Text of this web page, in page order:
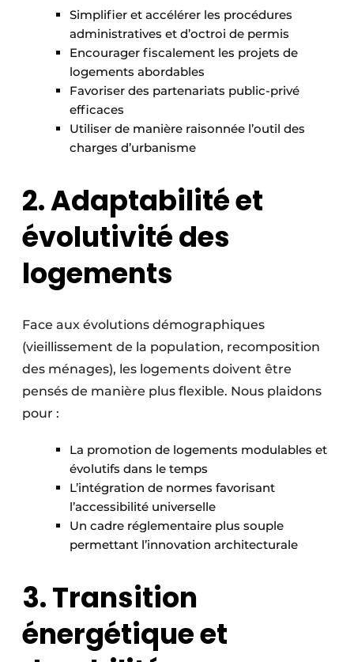
Simplifier et accélérer les procédures
administratives et d’octroi de permis
Encourager fiscalement les projets de
logements abordables
Favoriser des partenariats public-privé
efficaces
Utiliser de manière raisonnée l’outil des
charges d’urbanisme
2. Adaptabilité et
évolutivité des
logements
Face aux évolutions démographiques
(vieillissement de la population, recomposition
des ménages), les logements doivent être
pensés de manière plus flexible. Nous plaidons
pour :
La promotion de logements modulables et
évolutifs dans le temps
L’intégration de normes favorisant
l’accessibilité universelle
Un cadre réglementaire plus souple
permettant l’innovation architecturale
3. Transition
énergétique et